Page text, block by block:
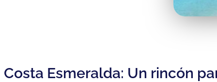
Costa Esmeralda: Un rincón